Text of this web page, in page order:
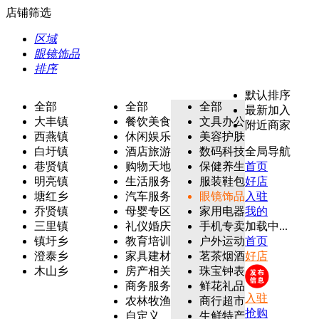
店铺筛选
区域
眼镜饰品
排序
全部
大丰镇
西燕镇
白圩镇
巷贤镇
明亮镇
塘红乡
乔贤镇
三里镇
镇圩乡
澄泰乡
木山乡
全部
餐饮美食
休闲娱乐
酒店旅游
购物天地
生活服务
汽车服务
母婴专区
礼仪婚庆
教育培训
家具建材
房产相关
商务服务
农林牧渔
自定义
全部
文具办公
美容护肤
数码科技
保健养生
服装鞋包
眼镜饰品
家用电器
手机专卖
户外运动
茗茶烟酒
珠宝钟表
鲜花礼品
商行超市
生鲜特产
默认排序
最新加入
附近商家
全局导航
首页
好店
入驻
我的
加载中...
首页
好店
入驻
抢购